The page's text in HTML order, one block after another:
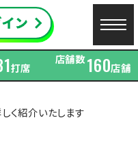
打席
店舗数160店舗
く紹介いたします